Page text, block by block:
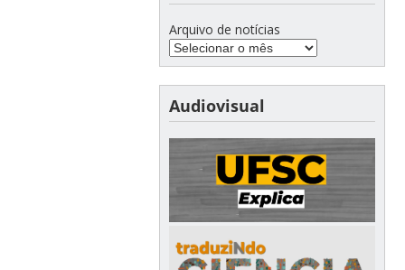
Arquivo de notícias
Audiovisual